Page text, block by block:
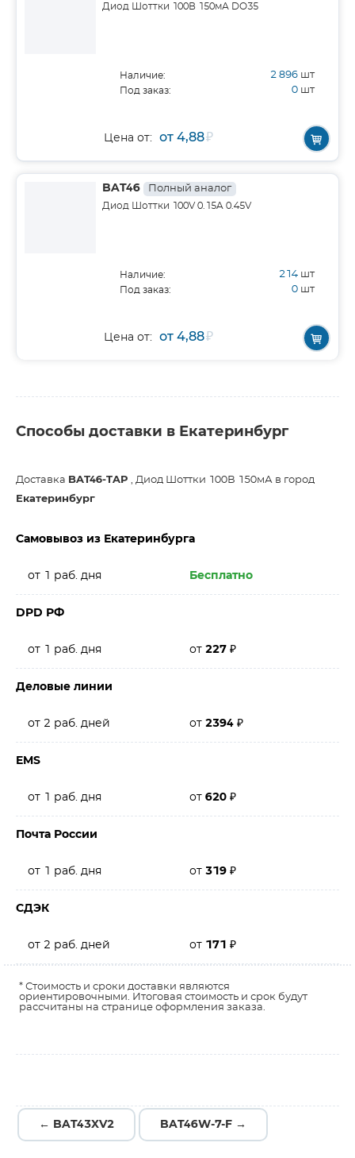
Диод Шоттки 100В 150мА DO35
Наличие: 2 896 шт
Под заказ: 0 шт
Цена от: от 4,88₽
BAT46 Полный аналог
Диод Шоттки 100V 0.15A 0.45V
Наличие: 214 шт
Под заказ: 0 шт
Цена от: от 4,88₽
Способы доставки в Екатеринбург
Доставка BAT46-TAP , Диод Шоттки 100В 150мА в город
Екатеринбург
Самовывоз из Екатеринбурга
от 1 раб. дня Бесплатно
DPD РФ
от 1 раб. дня от 227 ₽
Деловые линии
от 2 раб. дней от 2394 ₽
EMS
от 1 раб. дня от 620 ₽
Почта России
от 1 раб. дня от 319 ₽
СДЭК
от 2 раб. дней от 171 ₽
* Стоимость и сроки доставки являются
ориентировочными. Итоговая стоимость и срок будут
рассчитаны на странице оформления заказа.
← BAT43XV2 BAT46W-7-F →